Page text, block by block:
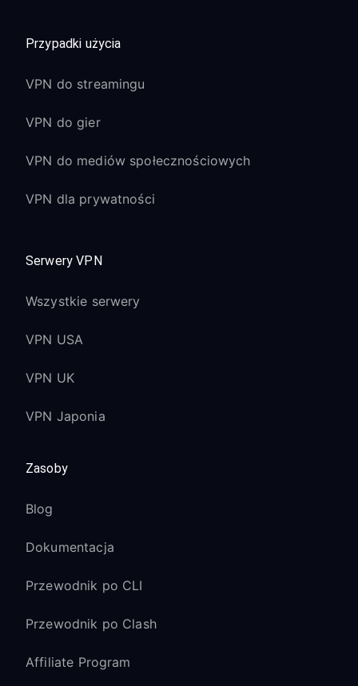
Przypadki użycia
VPN do streamingu
VPN do gier
VPN do mediów społecznościowych
VPN dla prywatności
Serwery VPN
Wszystkie serwery
VPN USA
VPN UK
VPN Japonia
Zasoby
Blog
Dokumentacja
Przewodnik po CLI
Przewodnik po Clash
Affiliate Program